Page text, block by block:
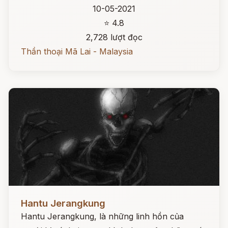
10-05-2021
⭐ 4.8
2,728 lượt đọc
Thần thoại Mã Lai - Malaysia
Hantu Jerangkung
Hantu Jerangkung, là những linh hồn của